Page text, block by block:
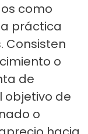
como
práctica
Consisten
o
de
objetivo de
o